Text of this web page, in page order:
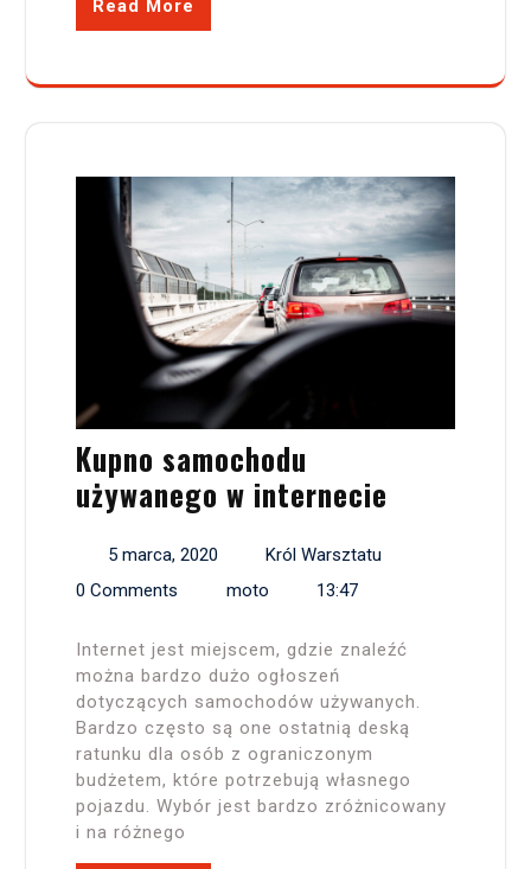
Read More
Kupno samochodu
używanego w internecie
5 marca, 2020
Król Warsztatu
0 Comments
moto 13:47
Internet jest miejscem, gdzie znaleźć
można bardzo dużo ogłoszeń
dotyczących samochodów używanych.
Bardzo często są one ostatnią deską
ratunku dla osób z ograniczonym
budżetem, które potrzebują własnego
pojazdu. Wybór jest bardzo zróżnicowany
i na różnego